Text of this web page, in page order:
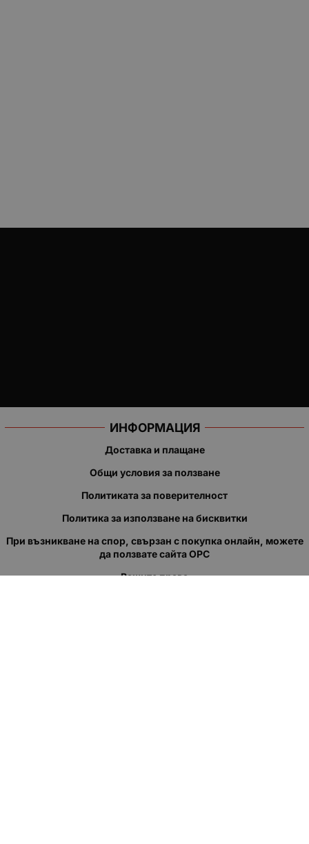
ИНФОРМАЦИЯ
Доставка и плащане
Общи условия за ползване
Политиката за поверителност
Политика за използване на бисквитки
При възникване на спор, свързан с покупка онлайн, можете
да ползвате сайта ОРС
Вашите права